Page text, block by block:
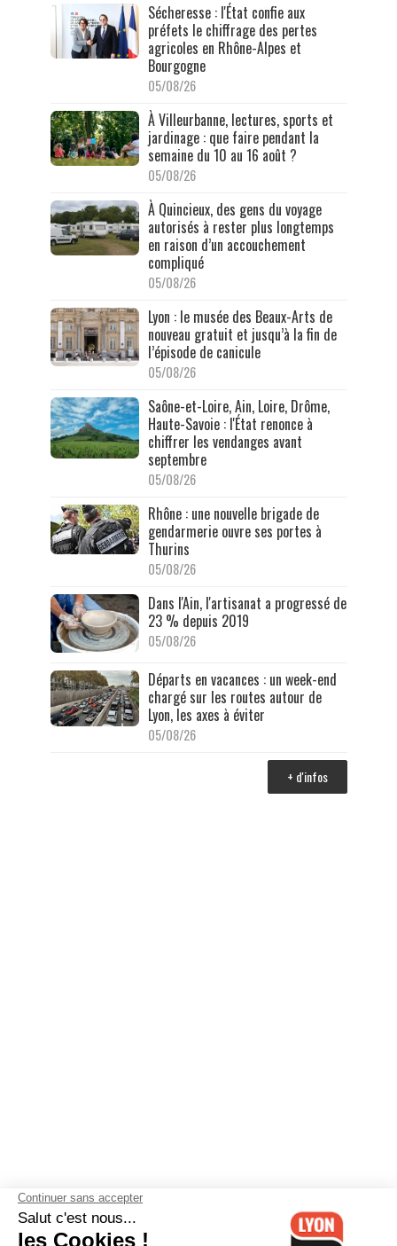
Sécheresse : l'État confie aux
préfets le chiffrage des pertes
agricoles en Rhône-Alpes et
Bourgogne
05/08/26
À Villeurbanne, lectures, sports et
jardinage : que faire pendant la
semaine du 10 au 16 août ?
05/08/26
À Quincieux, des gens du voyage
autorisés à rester plus longtemps
en raison d’un accouchement
compliqué
05/08/26
Lyon : le musée des Beaux-Arts de
nouveau gratuit et jusqu’à la fin de
l’épisode de canicule
05/08/26
Saône-et-Loire, Ain, Loire, Drôme,
Haute-Savoie : l'État renonce à
chiffrer les vendanges avant
septembre
05/08/26
Rhône : une nouvelle brigade de
gendarmerie ouvre ses portes à
Thurins
05/08/26
Dans l'Ain, l'artisanat a progressé de
23 % depuis 2019
05/08/26
Départs en vacances : un week-end
chargé sur les routes autour de
Lyon, les axes à éviter
05/08/26
+ d'infos